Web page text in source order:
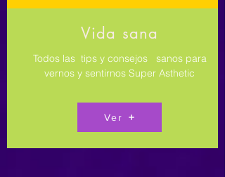
Vida sana
Todos las tips y consejos sanos para
vernos y sentirnos Super Asthetic
Ver